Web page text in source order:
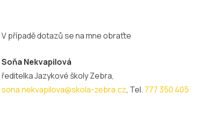
V případě dotazů se na mne obraťte
Soňa Nekvapilová
ředitelka Jazykové školy Zebra,
sona.nekvapilova@skola-zebra.cz, Tel. 777 350 405